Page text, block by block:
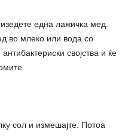
една лажичка мед.
во млеко или вода со
својства и ќе
сол и измешајте. Потоа